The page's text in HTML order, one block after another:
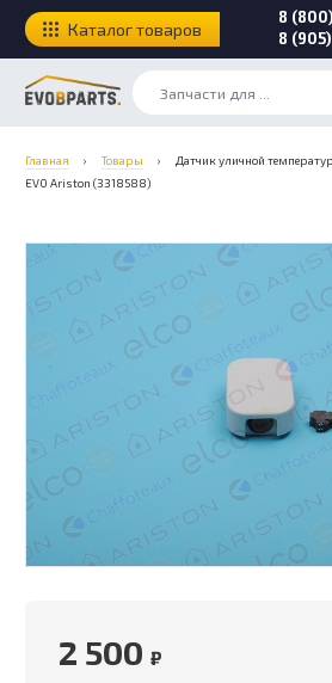
8
8
Каталог товаров
Главная › Товары ›
Датчик уличной
EVO Ariston (3318588)
2 500 ₽